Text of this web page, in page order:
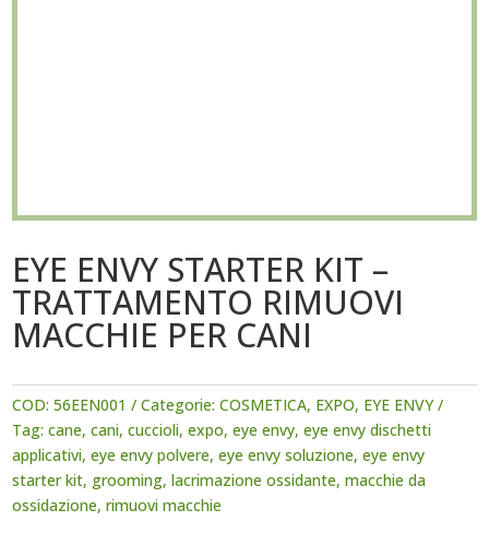
EYE ENVY STARTER KIT –
TRATTAMENTO RIMUOVI
MACCHIE PER CANI
COD:56EEN001 Categorie:COSMETICA, EXPO, EYE ENVY
Tag:cane,cani,cuccioli,expo,eye envy,eye envy dischetti
applicativi,eye envy polvere,eye envy soluzione,eye envy
starter kit, grooming,lacrimazione ossidante,macchie da
ossidazione,rimuovi macchie